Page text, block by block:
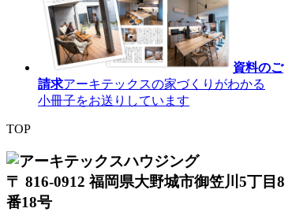
資料のご
請求アーキテックスの家づくりがわかる
小冊子をお送りしています
TOP
〒 816-0912 福岡県大野城市御笠川5丁目8
番18号